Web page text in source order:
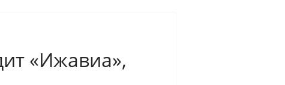
«Ижавиа»,